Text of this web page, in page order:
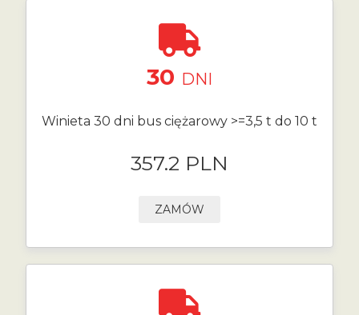
30 DNI
Winieta 30 dni bus ciężarowy >=3,5 t do 10 t
357.2 PLN
ZAMÓW